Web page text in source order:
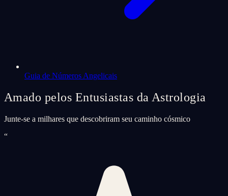
Guia de Números Angelicais
Amado pelos Entusiastas da Astrologia
Junte-se a milhares que descobriram seu caminho cósmico
“